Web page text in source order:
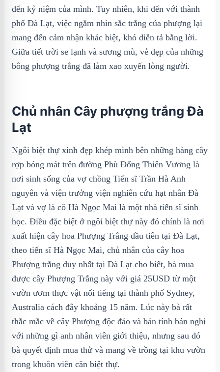
đến kỷ niệm của mình. Tuy nhiên, khi đến với thành
phố Đà Lạt, việc ngắm nhìn sắc trắng của phượng lại
mang đến cảm nhận khác biệt, khó diễn tả bằng lời.
Giữa tiết trời se lạnh và sương mù, vẻ đẹp của những
bông phượng trắng đã làm xao xuyến lòng người.
Chủ nhân Cây phượng trắng Đà
Lạt
Ngôi biệt thự xinh đẹp khép mình bên những hàng cây
rợp bóng mát trên đường Phù Đổng Thiên Vương là
nơi sinh sống của vợ chồng Tiến sĩ Trần Hà Anh
nguyên và viện trưởng viện nghiên cứu hạt nhân Đà
Lạt và vợ là cô Hà Ngọc Mai là một nhà tiến sĩ sinh
học. Điều đặc biệt ở ngôi biệt thự này đó chính là nơi
xuất hiện cây hoa Phượng Trắng đầu tiên tại Đà Lạt,
theo tiến sĩ Hà Ngọc Mai, chủ nhân của cây hoa
Phượng trắng duy nhất tại Đà Lạt cho biết, bà mua
được cây Phượng Trắng này với giá 25USD từ một
vườn ươm thực vật nổi tiếng tại thành phố Sydney,
Australia cách đây khoảng 15 năm. Lúc này bà rất
thắc mắc về cây Phượng độc đáo và bán tính bán nghi
với những gì anh nhân viên giới thiệu, nhưng sau đó
bà quyết định mua thử và mang về trồng tại khu vườn
trong khuôn viên căn biệt thự.